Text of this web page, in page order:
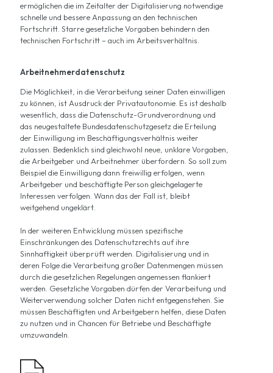
ermöglichen die im Zeitalter der Digitalisierung notwendige
schnelle und bessere Anpassung an den technischen
Fortschritt. Starre gesetzliche Vorgaben behindern den
technischen Fortschritt – auch im Arbeitsverhältnis.
Arbeitnehmerdatenschutz
Die Möglichkeit, in die Verarbeitung seiner Daten einwilligen
zu können, ist Ausdruck der Privatautonomie. Es ist deshalb
wesentlich, dass die Datenschutz-Grundverordnung und
das neugestaltete Bundesdatenschutzgesetz die Erteilung
der Einwilligung im Beschäftigungsverhältnis weiter
zulassen. Bedenklich sind gleichwohl neue, unklare Vorgaben,
die Arbeitgeber und Arbeitnehmer überfordern. So soll zum
Beispiel die Einwilligung dann freiwillig erfolgen, wenn
Arbeitgeber und beschäftigte Person gleichgelagerte
Interessen verfolgen. Wann das der Fall ist, bleibt
weitgehend ungeklärt.
In der weiteren Entwicklung müssen spezifische
Einschränkungen des Datenschutzrechts auf ihre
Sinnhaftigkeit überprüft werden. Digitalisierung und in
deren Folge die Verarbeitung großer Datenmengen müssen
durch die gesetzlichen Regelungen angemessen flankiert
werden. Gesetzliche Vorgaben dürfen der Verarbeitung und
Weiterverwendung solcher Daten nicht entgegenstehen. Sie
müssen Beschäftigten und Arbeitgebern helfen, diese Daten
zu nutzen und in Chancen für Betriebe und Beschäftigte
umzuwandeln.